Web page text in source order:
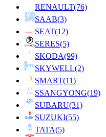
RENAULT(76)
SAAB(3)
SEAT(12)
SERES(5)
SKODA(99)
SKYWELL(2)
SMART(11)
SSANGYONG(19)
SUBARU(31)
SUZUKI(55)
TATA(5)